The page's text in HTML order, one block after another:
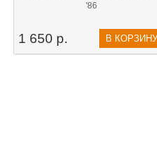
'86
1 650 р. В КОРЗИНУ